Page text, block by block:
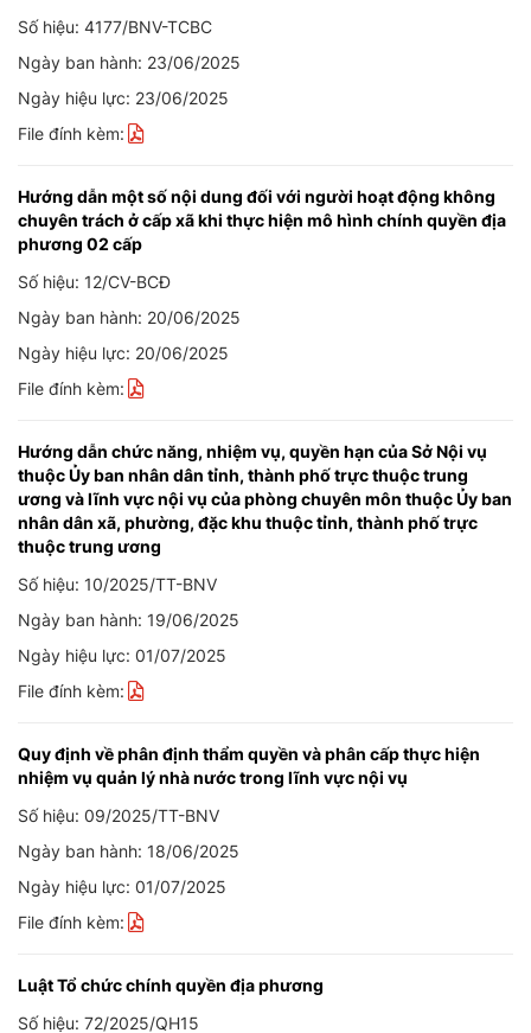
Số hiệu: 4177/BNV-TCBC
Ngày ban hành: 23/06/2025
Ngày hiệu lực: 23/06/2025
File đính kèm:
Hướng dẫn một số nội dung đối với người hoạt động không
chuyên trách ở cấp xã khi thực hiện mô hình chính quyền địa
phương 02 cấp
Số hiệu: 12/CV-BCĐ
Ngày ban hành: 20/06/2025
Ngày hiệu lực: 20/06/2025
File đính kèm:
Hướng dẫn chức năng, nhiệm vụ, quyền hạn của Sở Nội vụ
thuộc Ủy ban nhân dân tỉnh, thành phố trực thuộc trung
ương và lĩnh vực nội vụ của phòng chuyên môn thuộc Ủy ban
nhân dân xã, phường, đặc khu thuộc tỉnh, thành phố trực
thuộc trung ương
Số hiệu: 10/2025/TT-BNV
Ngày ban hành: 19/06/2025
Ngày hiệu lực: 01/07/2025
File đính kèm:
Quy định về phân định thẩm quyền và phân cấp thực hiện
nhiệm vụ quản lý nhà nước trong lĩnh vực nội vụ
Số hiệu: 09/2025/TT-BNV
Ngày ban hành: 18/06/2025
Ngày hiệu lực: 01/07/2025
File đính kèm:
Luật Tổ chức chính quyền địa phương
Số hiệu: 72/2025/QH15